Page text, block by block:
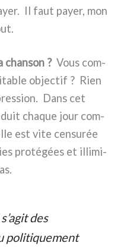
Il faut payer, mon
chan­son ?Vous com­
objec­tif ? Rien
Dans cet
cha­que jour com­
est vite cen­su­rée
pro­té­gées et illi­mi­
des
poli­ti­que­ment